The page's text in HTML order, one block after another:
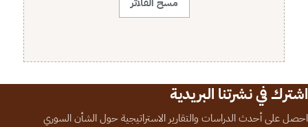
اشترك في نشرتنا البريدية
احصل على أحدث الدراسات والتقارير الاستراتيجية حول الشأن السوري